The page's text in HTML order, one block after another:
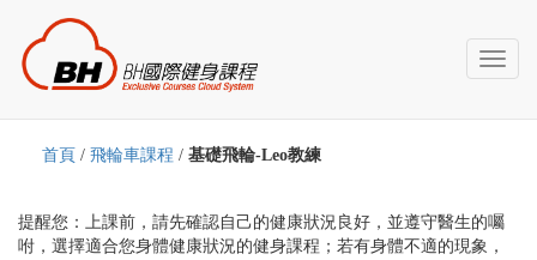
Toggle
首頁 / 飛輪車課程 / 基礎飛輪-Leo教練
提醒您：上課前，請先確認自己的健康狀況良好，並遵守醫生的囑
咐，選擇適合您身體健康狀況的健身課程；若有身體不適的現象，